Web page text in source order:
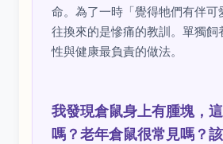
命。為了一時「覺得牠們有伴可
往換來的是慘痛的教訓。單獨飼
性與健康最負責的做法。
我發現倉鼠身上有腫塊，
嗎？老年倉鼠很常見嗎？